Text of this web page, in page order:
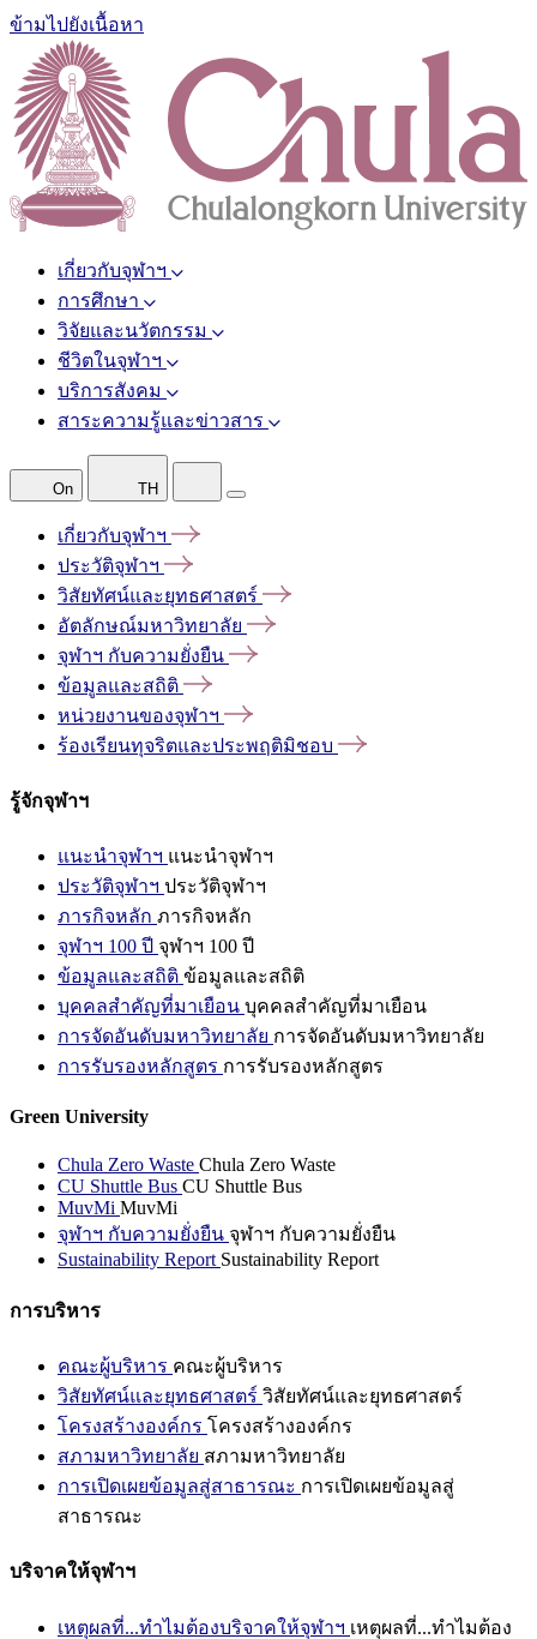
ข้ามไปยังเนื้อหา
เกี่ยวกับจุฬาฯ
การศึกษา
วิจัยและนวัตกรรม
ชีวิตในจุฬาฯ
บริการสังคม
สาระความรู้และข่าวสาร
On TH
เกี่ยวกับจุฬาฯ
ประวัติจุฬาฯ
วิสัยทัศน์และยุทธศาสตร์
อัตลักษณ์มหาวิทยาลัย
จุฬาฯ กับความยั่งยืน
ข้อมูลและสถิติ
หน่วยงานของจุฬาฯ
ร้องเรียนทุจริตและประพฤติมิชอบ
รู้จักจุฬาฯ
แนะนำจุฬาฯ แนะนำจุฬาฯ
ประวัติจุฬาฯ ประวัติจุฬาฯ
ภารกิจหลัก ภารกิจหลัก
จุฬาฯ 100 ปี จุฬาฯ 100 ปี
ข้อมูลและสถิติ ข้อมูลและสถิติ
บุคคลสำคัญที่มาเยือน บุคคลสำคัญที่มาเยือน
การจัดอันดับมหาวิทยาลัย การจัดอันดับมหาวิทยาลัย
การรับรองหลักสูตร การรับรองหลักสูตร
Green University
Chula Zero Waste Chula Zero Waste
CU Shuttle Bus CU Shuttle Bus
MuvMi MuvMi
จุฬาฯ กับความยั่งยืน จุฬาฯ กับความยั่งยืน
Sustainability Report Sustainability Report
การบริหาร
คณะผู้บริหาร คณะผู้บริหาร
วิสัยทัศน์และยุทธศาสตร์ วิสัยทัศน์และยุทธศาสตร์
โครงสร้างองค์กร โครงสร้างองค์กร
สภามหาวิทยาลัย สภามหาวิทยาลัย
การเปิดเผยข้อมูลสู่สาธารณะ การเปิดเผยข้อมูลสู่
สาธารณะ
บริจาคให้จุฬาฯ
เหตุผลที่...ทำไมต้องบริจาคให้จุฬาฯ เหตุผลที่...ทำไมต้อง